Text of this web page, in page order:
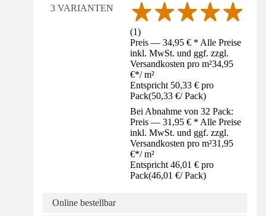
3 VARIANTEN
(1)
Preis — 34,95 € * Alle Preise
inkl. MwSt. und ggf. zzgl.
Versandkosten pro m²34,95
€*/ m²
Entspricht 50,33 € pro
Pack(50,33 €/ Pack)
Bei Abnahme von 32 Pack:
Preis — 31,95 € * Alle Preise
inkl. MwSt. und ggf. zzgl.
Versandkosten pro m²31,95
€*/ m²
Entspricht 46,01 € pro
Pack(46,01 €/ Pack)
Online bestellbar